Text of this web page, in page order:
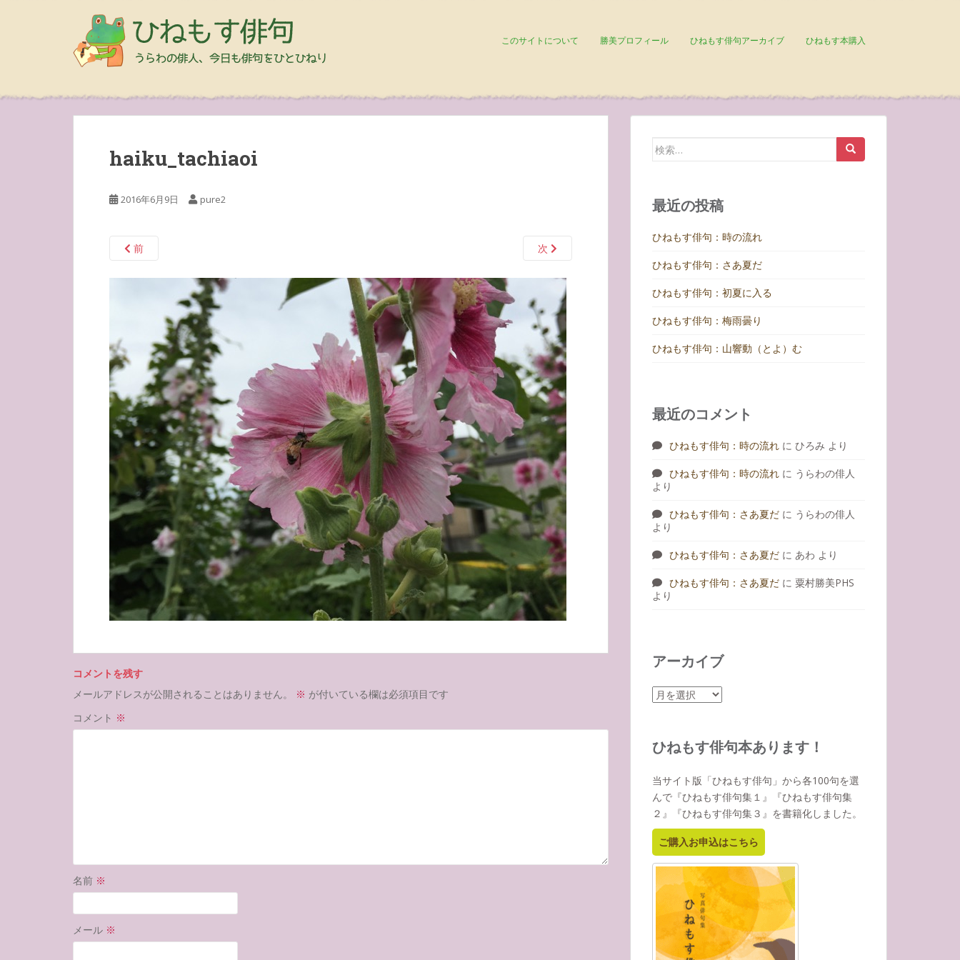
このサイトについて 勝美プロフィール ひねもす俳句アーカイブ ひねもす本購入
haiku_tachiaoi
2016年6月9日 pure2
前 次
コメントを残す
メールアドレスが公開されることはありません。
※ が付いている欄は必須項目です
コメント ※
名前 ※
メール ※
検
最近の投稿
ひねもす俳句：時の流れ
ひねもす俳句：さあ夏だ
ひねもす俳句：初夏に入る
ひねもす俳句：梅雨曇り
ひねもす俳句：山響動（とよ）む
最近のコメント
ひねもす俳句：時の流れ に ひろみ より
ひねもす俳句：時の流れ に うらわの俳人
より
ひねもす俳句：さあ夏だ に うらわの俳人
より
ひねもす俳句：さあ夏だ に あわ より
ひねもす俳句：さあ夏だ に 粟村勝美PHS
より
アーカイブ
ア
イ
ひねもす俳句本あります！
当サイト版「ひねもす俳句」から各100句を選
んで『ひねもす俳句集１』『ひねもす俳句集
２』『ひねもす俳句集３』を書籍化しました。
ご購入お申込はこちら